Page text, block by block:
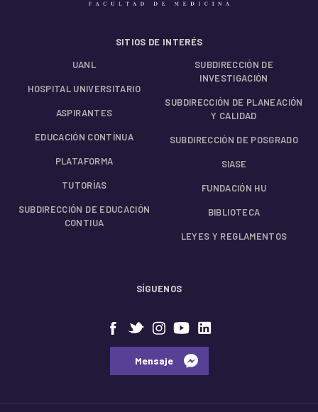
SITIOS DE INTERÉS
UANL
HOSPITAL UNIVERSITARIO
ASPIRANTES
EDUCACIÓN CONTÍNUA
PLATAFORMA
TUTORÍAS
SUBDIRECCIÓN DE EDUCACIÓN
CONTIUA
SUBDIRECCIÓN DE
INVESTIGACIÓN
SUBDIRECCIÓN DE PLANEACIÓN
Y CALIDAD
SUBDIRECCIÓN DE POSGRADO
SIASE
FUNDACIÓN HU
BIBLIOTECA
LEYES Y REGLAMENTOS
SÍGUENOS
⠀⠀Mensaje⠀